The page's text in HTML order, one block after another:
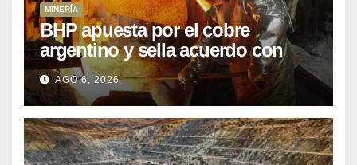
MINERÍA
BHP apuesta por el cobre
argentino y sella acuerdo con
Kobrea para siete proyecto
AGO 6, 2026